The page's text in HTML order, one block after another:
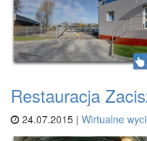
Restauracja
24.07.2015 | Wirtualne